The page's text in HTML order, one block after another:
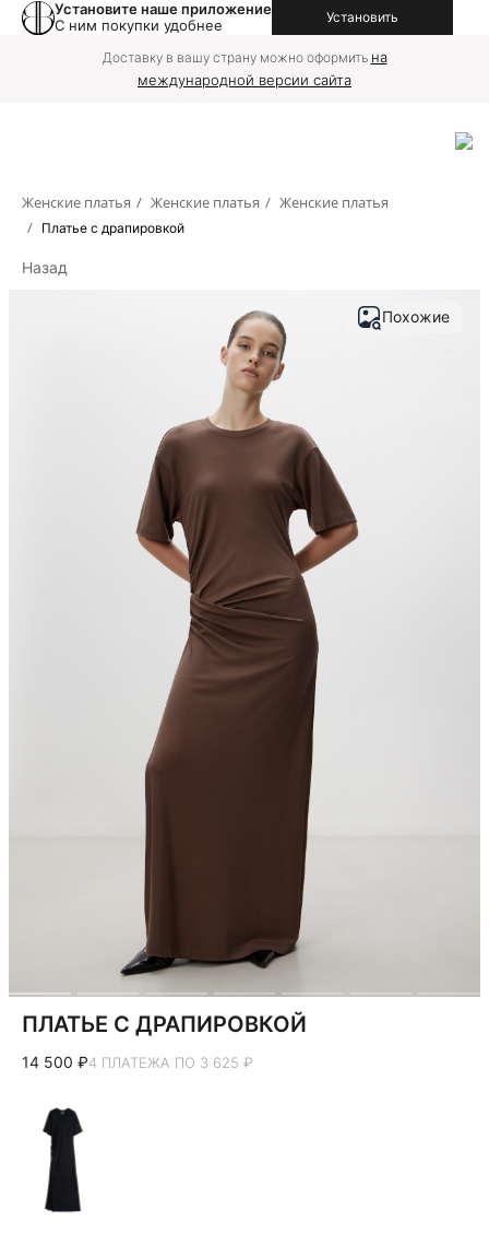
Установите наше приложение
С ним покупки удобнее
Установить
Доставку в вашу страну можно оформить на
международной версии сайта
Женские платья / Женские платья / Женские платья
/ Платье с драпировкой
Назад
Похожие
ПЛАТЬЕ С ДРАПИРОВКОЙ
14 500 ₽4 ПЛАТЕЖА ПО 3 625 ₽